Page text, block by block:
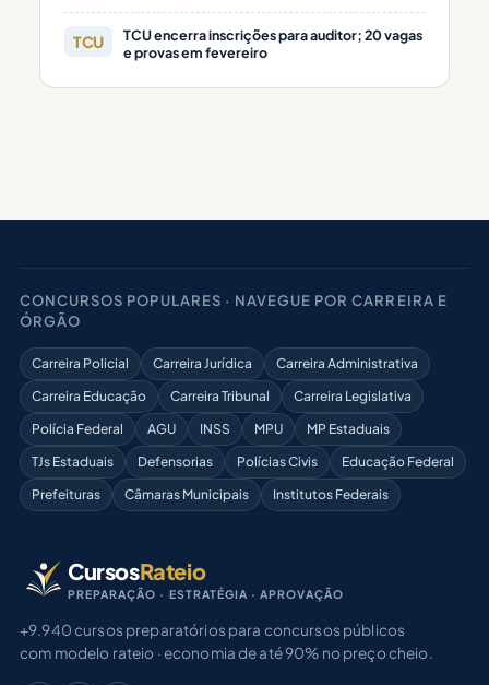
TCU
TCU encerra inscrições para auditor; 20 vagas
e provas em fevereiro
CONCURSOS POPULARES · NAVEGUE POR CARREIRA E
ÓRGÃO
Carreira Policial Carreira Jurídica
Carreira Administrativa
Carreira Educação
Carreira Tribunal
Carreira Legislativa
Polícia Federal
AGU INSS MPU
MP Estaduais
TJs Estaduais
Defensorias Polícias Civis
Educação Federal
Prefeituras
Câmaras Municipais Institutos Federais
CursosRateio
PREPARAÇÃO · ESTRATÉGIA · APROVAÇÃO
+9.940 cursos preparatórios para concursos públicos
com modelo rateio · economia de até 90% no preço cheio.